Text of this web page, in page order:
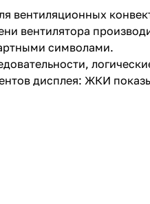
вентиляционных
вентилятора
символами.
дисплея: ЖКИ